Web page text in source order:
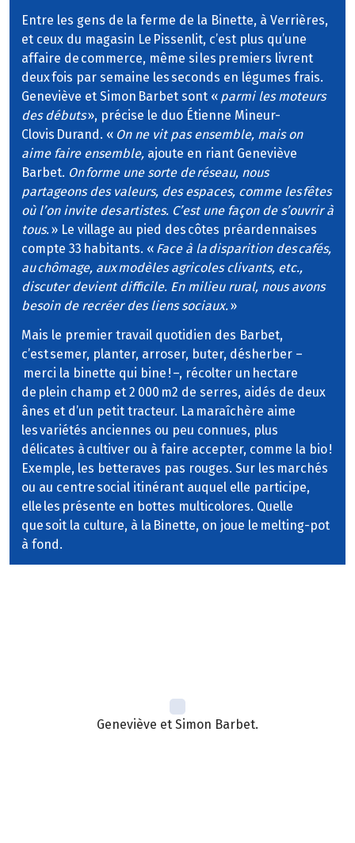
Entre les gens de la ferme de la Binette, à Verrières,
et ceux du magasin Le Pissenlit, c’est plus qu’une
affaire de commerce, même si les premiers livrent
deux fois par semaine les seconds en légumes frais.
Geneviève et Simon Barbet sont « parmi les moteurs
des débuts», précise le duo Étienne Mineur-
Clovis Durand. « On ne vit pas ensemble, mais on
aime faire ensemble, ajoute en riant Geneviève
Barbet. On forme une sorte de réseau, nous
partageons des valeurs, des espaces, comme les fêtes
où l’on invite des artistes. C’est une façon de s’ouvrir à
tous.» Le village au pied des côtes préardennaises
compte 33 habitants. « Face à la disparition des cafés,
au chômage, aux modèles agricoles clivants, etc.,
discuter devient difficile. En milieu rural, nous avons
besoin de recréer des liens sociaux.»
Mais le premier travail quotidien des Barbet,
c’est semer, planter, arroser, buter, désherber –
merci la binette qui bine ! –, récolter un hectare
de plein champ et 2 000 m2 de serres, aidés de deux
ânes et d’un petit tracteur. La maraîchère aime
les variétés anciennes ou peu connues, plus
délicates à cultiver ou à faire accepter, comme la bio !
Exemple, les betteraves pas rouges. Sur les marchés
ou au centre social itinérant auquel elle participe,
elle les présente en bottes multicolores. Quelle
que soit la culture, à la Binette, on joue le melting-pot
à fond.
Geneviève et Simon Barbet.